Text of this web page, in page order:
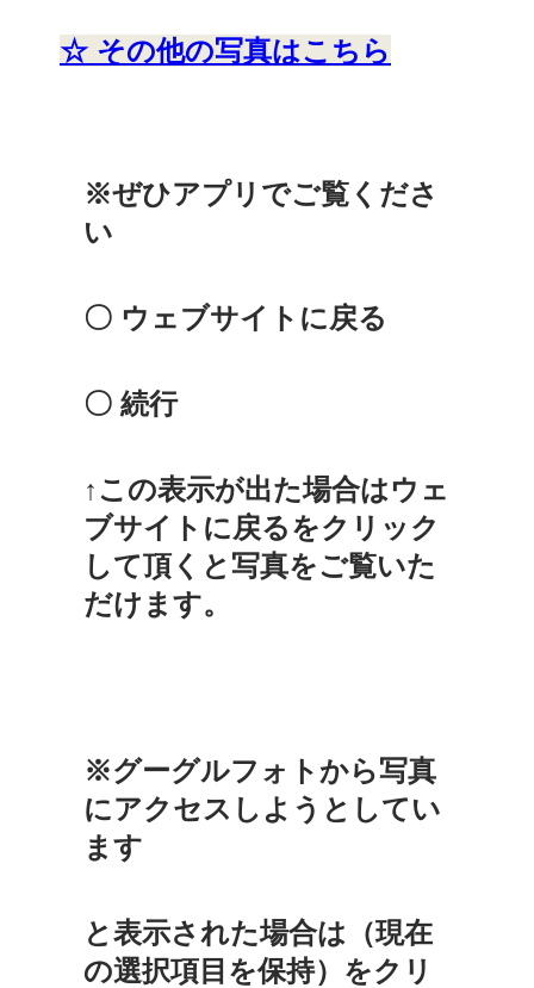
☆ その他の写真はこちら
※ぜひアプリでご覧くださ
い
〇 ウェブサイトに戻る
〇 続行
↑この表示が出た場合はウェ
ブサイトに戻るをクリック
して頂くと写真をご覧いた
だけます。
※グーグルフォトから写真
にアクセスしようとしてい
ます
と表示された場合は（現在
の選択項目を保持）をクリ